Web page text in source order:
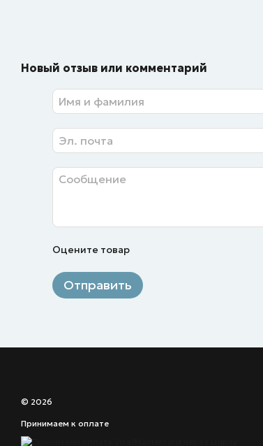
Новый отзыв или комментарий
Оцените товар
Отправить
© 2026
Принимаем к оплате